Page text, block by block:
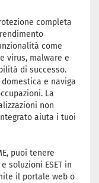
completa
come
virus, malware e
di successo.
e naviga
La
non
aiuta i tuoi
puoi tenere
soluzioni ESET in
il portale web o